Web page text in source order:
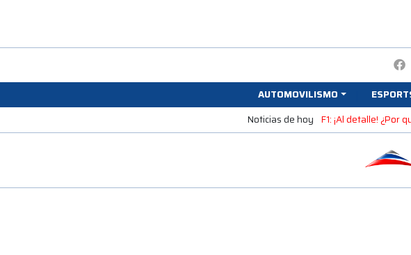
AUTOMOVILISMO
Noticias de hoy F1: ¡Al detalle! ¿Por